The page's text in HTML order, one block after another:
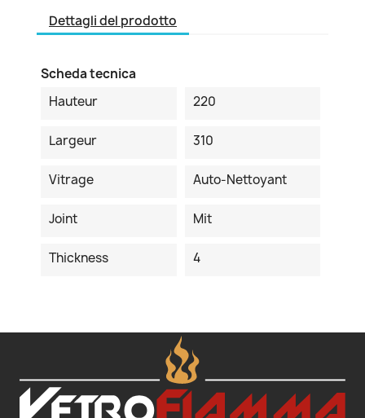
Dettagli del prodotto
Scheda tecnica
Hauteur
220
Largeur 310
Vitrage Auto-Nettoyant
Joint Mit
Thickness 4